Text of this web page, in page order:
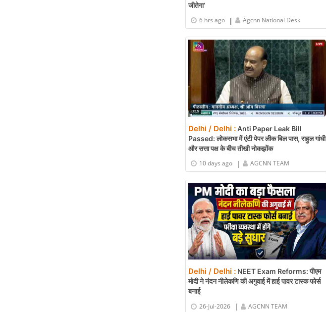
जीतेगा’
6 hrs ago
| Agcnn National Desk
Delhi / Delhi :Anti Paper Leak Bill
Passed: लोकसभा में एंटी पेपर लीक बिल पास, राहुल गांधी
और सत्ता पक्ष के बीच तीखी नोकझोंक
10 days ago
| AGCNN TEAM
Delhi / Delhi : NEET Exam Reforms: पीएम
मोदी ने नंदन नीलेकणि की अगुवाई में हाई पावर टास्क फोर्स
बनाई
26-Jul-2026
| AGCNN TEAM